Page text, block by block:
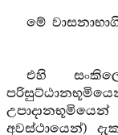
මේ
එහි
අවස්ථායෙන්)